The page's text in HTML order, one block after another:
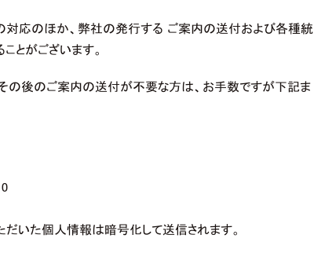
対応のほか、弊社の発行する ご案内の送付および各種統
とがございます。
の後のご案内の送付が不要な方は、お手数ですが下記ま
いた個人情報は暗号化して送信されます。